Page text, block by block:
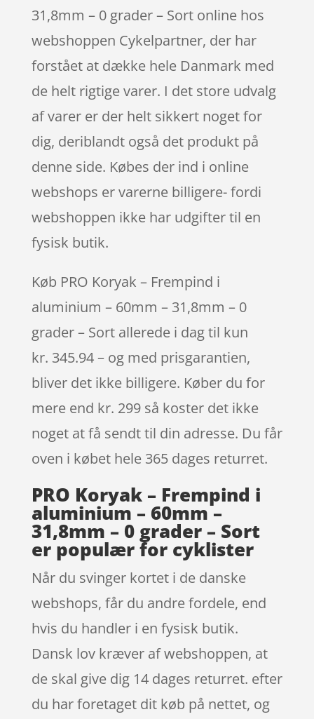
31,8mm – 0 grader – Sort online hos
webshoppen Cykelpartner, der har
forstået at dække hele Danmark med
de helt rigtige varer. I det store udvalg
af varer er der helt sikkert noget for
dig, deriblandt også det produkt på
denne side. Købes der ind i online
webshops er varerne billigere- fordi
webshoppen ikke har udgifter til en
fysisk butik.
Køb PRO Koryak – Frempind i
aluminium – 60mm – 31,8mm – 0
grader – Sort allerede i dag til kun
kr. 345.94 – og med prisgarantien,
bliver det ikke billigere. Køber du for
mere end kr. 299 så koster det ikke
noget at få sendt til din adresse. Du får
oven i købet hele 365 dages returret.
PRO Koryak – Frempind i
aluminium – 60mm –
31,8mm – 0 grader – Sort
er populær for cyklister
Når du svinger kortet i de danske
webshops, får du andre fordele, end
hvis du handler i en fysisk butik.
Dansk lov kræver af webshoppen, at
de skal give dig 14 dages returret. efter
du har foretaget dit køb på nettet, og